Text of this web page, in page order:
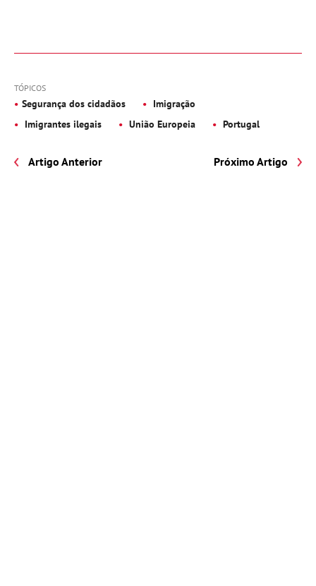
TÓPICOS
Segurança dos cidadãos
Imigração
Imigrantes ilegais
União Europeia Portugal
Artigo Anterior Próximo Artigo